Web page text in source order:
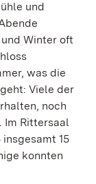
und
Winter oft
was die
Viele der
noch
Im Rittersaal
15
konnten